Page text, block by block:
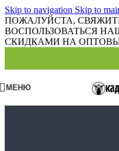
Skip to navigation Skip to
ПОЖАЛУЙСТА,
ВОСПОЛЬЗОВАТЬСЯ
СКИДКАМИ НА
МЕНЮ